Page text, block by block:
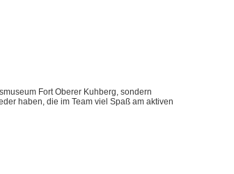
Fort Oberer Kuhberg, sondern
haben, die im Team viel Spaß am aktiven